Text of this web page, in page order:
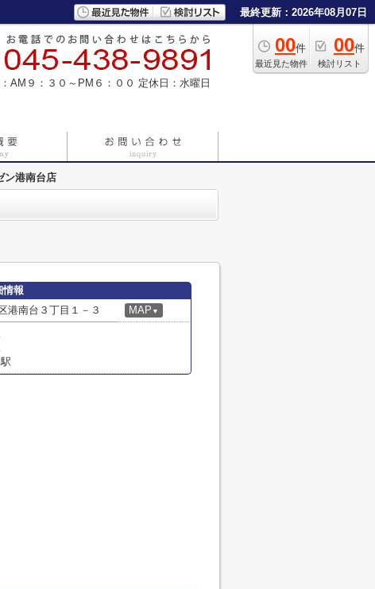
最終更新：2026年08月07日
00件
最近見た物件
00件
検討リスト
AM９：３０～PM６：００ 定休日：水曜日
ン港南台店
情報
港南台３丁目１－３ MAP ▼